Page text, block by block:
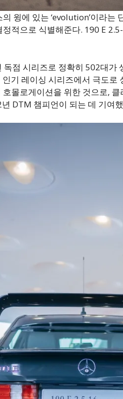
윙에 있는 ‘evolution’이라는
적으로 식별해준다. 190 E
독점 시리즈로 정확히 502대가
기 레이싱 시리즈에서 극도로
호몰로게이션을 위한 것으로,
DTM 챔피언이 되는 데 기여